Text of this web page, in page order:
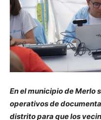
En el municipio de Merlo
operativos de
distrito para que los